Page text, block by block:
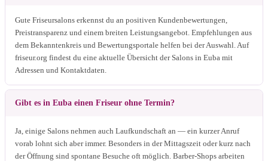
Gute Friseursalons erkennst du an positiven Kundenbewertungen,
Preistransparenz und einem breiten Leistungsangebot. Empfehlungen aus
dem Bekanntenkreis und Bewertungsportale helfen bei der Auswahl. Auf
friseur.org findest du eine aktuelle Übersicht der Salons in Euba mit
Adressen und Kontaktdaten.
Gibt es in Euba einen Friseur ohne Termin?
Ja, einige Salons nehmen auch Laufkundschaft an — ein kurzer Anruf
vorab lohnt sich aber immer. Besonders in der Mittagszeit oder kurz nach
der Öffnung sind spontane Besuche oft möglich. Barber-Shops arbeiten